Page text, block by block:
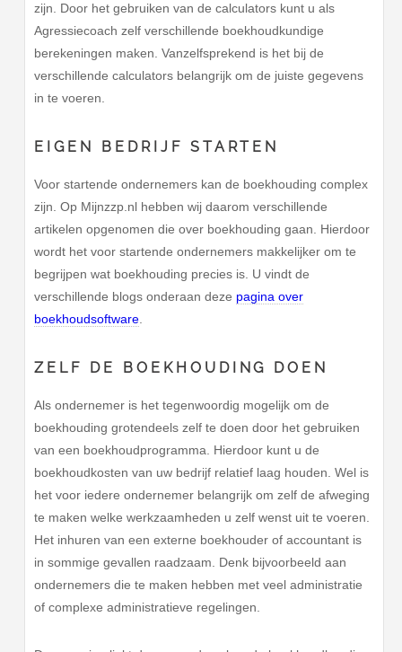
zijn. Door het gebruiken van de calculators kunt u als
Agressiecoach zelf verschillende boekhoudkundige
berekeningen maken. Vanzelfsprekend is het bij de
verschillende calculators belangrijk om de juiste gegevens
in te voeren.
EIGEN BEDRIJF STARTEN
Voor startende ondernemers kan de boekhouding complex
zijn. Op Mijnzzp.nl hebben wij daarom verschillende
artikelen opgenomen die over boekhouding gaan. Hierdoor
wordt het voor startende ondernemers makkelijker om te
begrijpen wat boekhouding precies is. U vindt de
verschillende blogs onderaan deze pagina over
boekhoudsoftware
ZELF DE BOEKHOUDING DOEN
Als ondernemer is het tegenwoordig mogelijk om de
boekhouding grotendeels zelf te doen door het gebruiken
van een boekhoudprogramma. Hierdoor kunt u de
boekhoudkosten van uw bedrijf relatief laag houden. Wel is
het voor iedere ondernemer belangrijk om zelf de afweging
te maken welke werkzaamheden u zelf wenst uit te voeren.
Het inhuren van een externe boekhouder of accountant is
in sommige gevallen raadzaam. Denk bijvoorbeeld aan
ondernemers die te maken hebben met veel administratie
of complexe administratieve regelingen.